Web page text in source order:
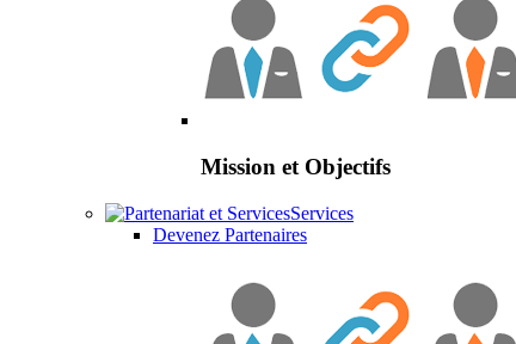
Mission et Objectifs
Services
Devenez Partenaires